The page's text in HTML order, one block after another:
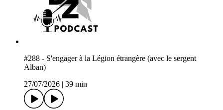
#288 - S'engager à la Légion étrangère (avec le sergent
Alban)
27/07/2026
39 min